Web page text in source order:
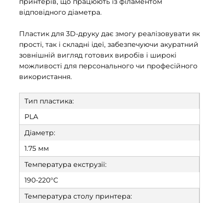
відповідного діаметра.
Пластик для 3D-друку дає змогу реалізовувати як
прості, так і складні ідеї, забезпечуючи акуратний
зовнішній вигляд готових виробів і широкі
можливості для персонального чи професійного
використання.
Тип пластика:
PLA
Діаметр:
1.75 мм
Температура екструзії:
190-220°C
Температура столу принтера: